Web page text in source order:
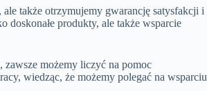
także otrzymujemy gwarancję satysfakcji i
doskonałe produkty, ale także wsparcie
możemy liczyć na pomoc
wiedząc, że możemy polegać na wsparciu